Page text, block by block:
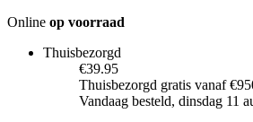
Online op voorraad
Thuisbezorgd
€39.95
Thuisbezorgd gratis vanaf
Vandaag besteld, dinsdag 11